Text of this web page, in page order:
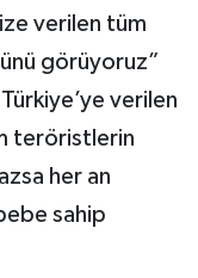
verilen tüm
görüyoruz”
verilen
teröristlerin
her an
sahip